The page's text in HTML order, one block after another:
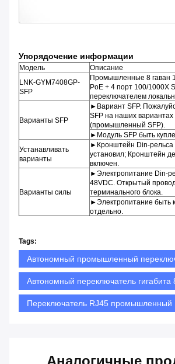
Упорядочение информации
Модель
Описание
LNK-GYM7408GP-
SFP
Промышленные 8 гаван
PoE + 4 порт 100/1000X
переключателем
Варианты SFP
►Вариант SFP.
SFP на наших вариантах
(промышленный SFP).
►Модуль SFP быть
Устанавливать
варианты
►Кронштейн Din-
установил; Кронштейн
включен.
Варианты силы
►Электропитание Din-
48VDC. Открытый
терминального блока.
►Электропитание быть
отдельно.
Tags:
Автономный промышленный
Автономный переключатель гигабита
Переключатель RJ45 промышленный